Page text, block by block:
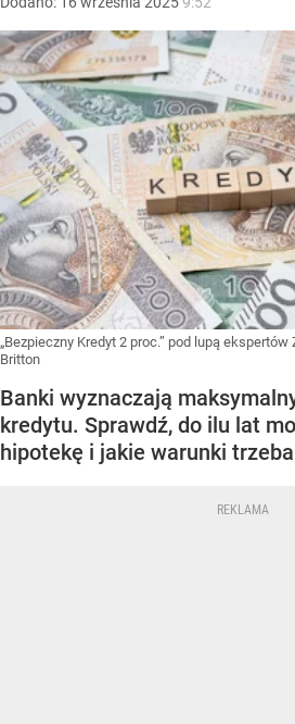
„Bezpieczny Kredyt 2 proc.” pod lupą ekspertów
Britton
Banki wyznaczają
kredytu. Sprawdź, do ilu lat
hipotekę i jakie warunki trzeba